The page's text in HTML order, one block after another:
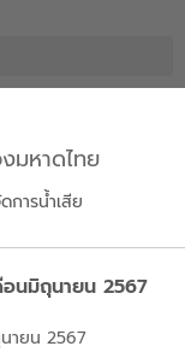
มหาดไทย
การน้ำเสีย
อนมิถุนายน 2567
ายน 2567